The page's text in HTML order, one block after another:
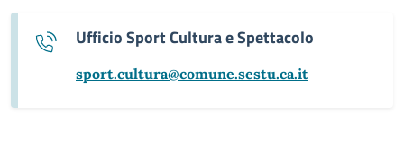
Ufficio Sport Cultura e Spettacolo
sport.cultura@comune.sestu.ca.it